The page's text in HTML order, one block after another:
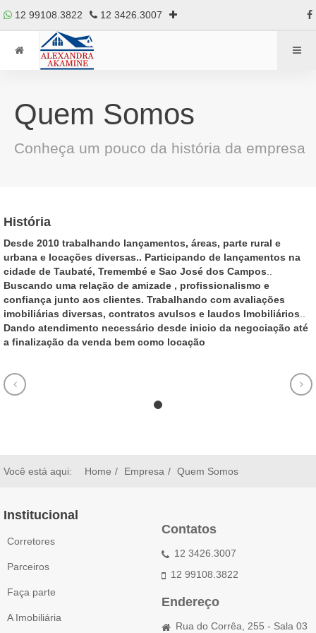
12 99108.3822 12 3426.3007
Quem Somos
Conheça um pouco da história da empresa
História
Desde 2010 trabalhando lançamentos, áreas, parte rural e
urbana e locações diversas.. Participando de lançamentos na
cidade de Taubaté, Tremembé e Sao José dos Campos
Buscando uma relação de amizade , profissionalismo e
confiança junto aos clientes. Trabalhando com avaliações
imobiliárias diversas, contratos avulsos e laudos Imobiliários
Dando atendimento necessário desde inicio da negociação até
a finalização da venda bem como locação
Você está aqui: Home Empresa Quem Somos
Institucional
Corretores
Parceiros
Faça parte
A Imobiliária
Contatos
12 3426.3007
12 99108.3822
Endereço
Rua do Corrêa, 255 - Sala 03